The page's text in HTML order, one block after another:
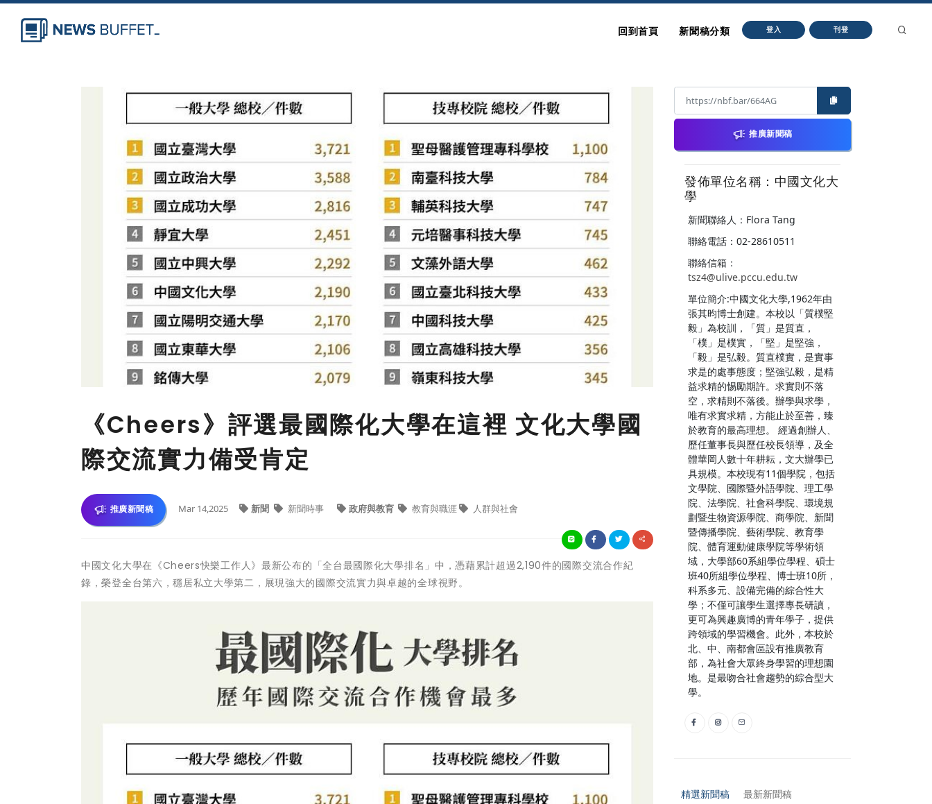
回到首頁 新聞稿分類 登入 刊登
《Cheers》評選最國際化大學在這裡 文化大學國
際交流實力備受肯定
推廣新聞稿 Mar 14,2025 新聞 新聞時事 政府與教育 教育與職涯 人群與社會
中國文化大學在《Cheers快樂工作人》最新公布的「全台最國際化大學排名」中，憑藉累計超過2,190件的國際交流合作紀
錄，榮登全台第六，穩居私立大學第二，展現強大的國際交流實力與卓越的全球視野。
推廣新聞稿
發佈單位名稱：中國文化大
學
新聞聯絡人：Flora Tang
聯絡電話：02-28610511
聯絡信箱：
tsz4@ulive.pccu.edu.tw
單位簡介:中國文化大學,1962年由
張其昀博士創建。本校以「質樸堅
毅」為校訓，「質」是質直，
「樸」是樸實，「堅」是堅強，
「毅」是弘毅。質直樸實，是實事
求是的處事態度；堅強弘毅，是精
益求精的惕勵期許。求實則不落
空，求精則不落後。辦學與求學，
唯有求實求精，方能止於至善，臻
於教育的最高理想。 經過創辦人、
歷任董事長與歷任校長領導，及全
體華岡人數十年耕耘，文大辦學已
具規模。本校現有11個學院，包括
文學院、國際暨外語學院、理工學
院、法學院、社會科學院、環境規
劃暨生物資源學院、商學院、新聞
暨傳播學院、藝術學院、教育學
院、體育運動健康學院等學術領
域，大學部60系組學位學程、碩士
班40所組學位學程、博士班10所，
科系多元、設備完備的綜合性大
學；不僅可讓學生選擇專長研讀，
更可為興趣廣博的青年學子，提供
跨領域的學習機會。此外，本校於
北、中、南都會區設有推廣教育
部，為社會大眾終身學習的理想園
地。是最吻合社會趨勢的綜合型大
學。
精選新聞稿 最新新聞稿